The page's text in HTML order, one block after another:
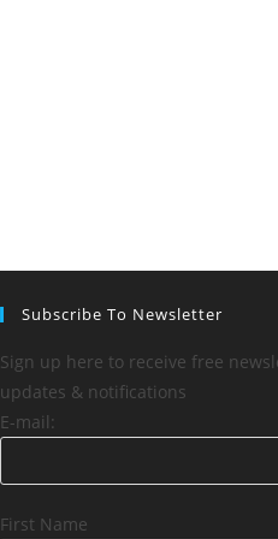
Subscribe To Newsletter
Sign up here to receive free
updates & notifications
E-mail:
First Name